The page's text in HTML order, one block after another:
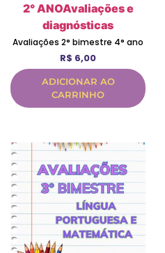
2° ANOAvaliações e
diagnósticas
Avaliações 2° bimestre 4° ano
R$ 6,00
ADICIONAR AO
CARRINHO